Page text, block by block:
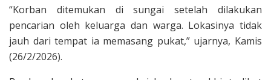
“Korban ditemukan di sungai setelah dilakukan
pencarian oleh keluarga dan warga. Lokasinya tidak
jauh dari tempat ia memasang pukat,” ujarnya, Kamis
(26/2/2026).